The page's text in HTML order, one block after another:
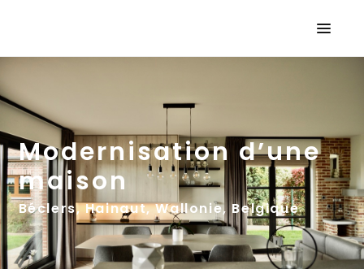
Modernisation d’une
maison
Béclers, Hainaut, Wallonie, Belgique